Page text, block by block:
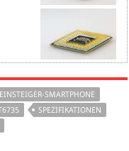
EINSTEIGER-SMARTPHONE
SPEZIFIKATIONEN